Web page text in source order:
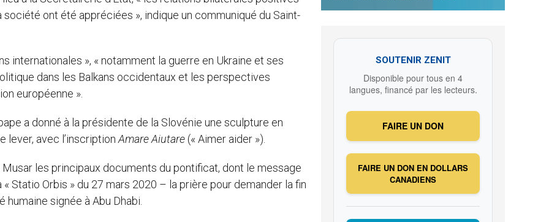
ont été appréciées », indique un communiqué du Saint-
internationales », « notamment la guerre en Ukraine et ses
dans les Balkans occidentaux et les perspectives
européenne ».
a donné à la présidente de la Slovénie une sculpture en
lever, avec l’inscription Amare Aiutare (« Aimer aider »).
les principaux documents du pontificat, dont le message
Statio Orbis » du 27 mars 2020 – la prière pour demander la fin
signée à Abu Dhabi.
SOUTENIR ZENIT
Disponible pour tous en 4
langues, financé par les lecteurs.
FAIRE UN DON
FAIRE UN DON EN DOLLARS
CANADIENS